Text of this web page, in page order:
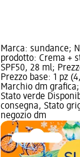
Marca: sundance;
prodotto: Crema +
SPF50, 28 ml;
Prezzo base: 1 pz
Marchio dm
Stato verde
consegna, Stato
negozio dm